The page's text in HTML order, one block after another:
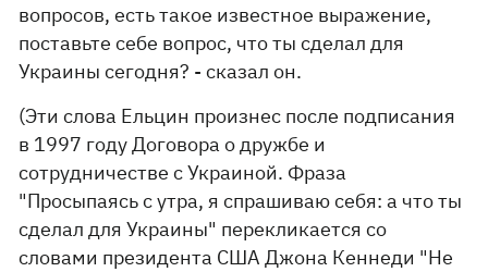
вопросов, есть такое известное выражение,
поставьте себе вопрос, что ты сделал для
Украины сегодня? - сказал он.
(Эти слова Ельцин произнес после подписания
в 1997 году Договора о дружбе и
сотрудничестве с Украиной. Фраза
"Просыпаясь с утра, я спрашиваю себя: а что ты
сделал для Украины" перекликается со
словами президента США Джона Кеннеди "Не